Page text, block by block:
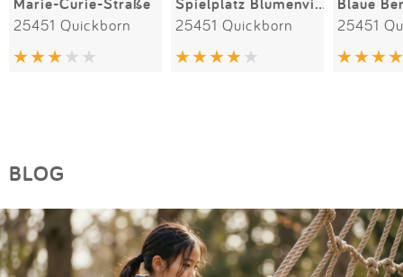
25451 Quickborn 25451 Quickborn 25451
BLOG